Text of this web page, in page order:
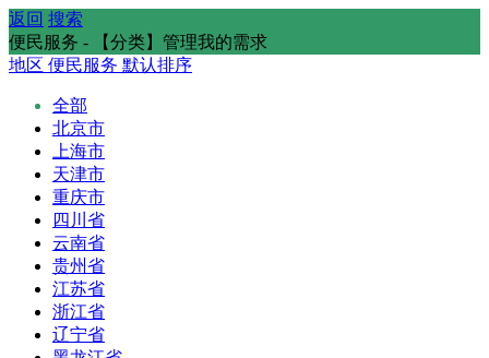
返回 搜索
便民服务 - 【分类】管理我的需求
地区 便民服务 默认排序
全部
北京市
上海市
天津市
重庆市
四川省
云南省
贵州省
江苏省
浙江省
辽宁省